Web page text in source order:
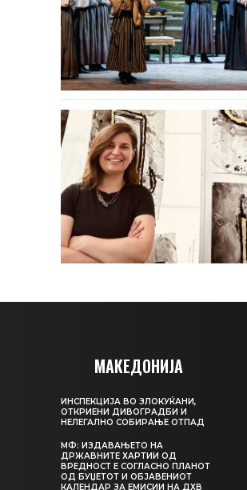
МАКЕДОНИЈА
ИНСПЕКЦИЈА ВО ЗЛОКУЌАНИ,
ОТКРИЕНИ ДИВОГРАДБИ И
НЕЛЕГАЛНО СОБИРАЊЕ ОТПАД
МФ: ИЗДАВАЊЕТО НА
ДРЖАВНИТЕ ХАРТИИ ОД
ВРЕДНОСТ Е СОГЛАСНО ПЛАНОТ
ОД БУЏЕТОТ И ОБЈАВЕНИОТ
КАЛЕНДАР ЗА ЕМИСИИ НА ДХВ